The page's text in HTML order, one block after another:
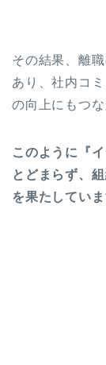
その結果、離
あり、社内コ
の向上にもつ
このように『
とどまらず、
を果たしていま